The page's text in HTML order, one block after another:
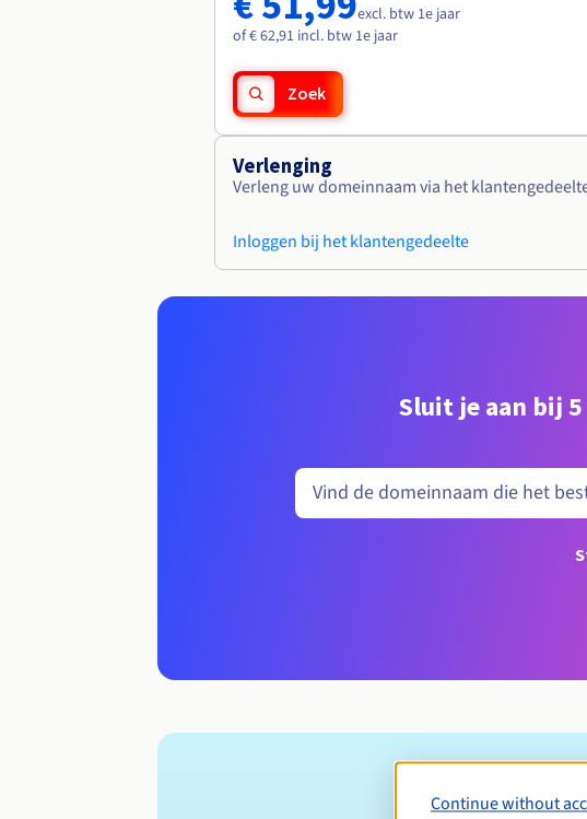
excl. btw 1e jaar
of € 62,91 incl. btw 1e jaar
Zoek
Verlenging
Verleng uw domeinnaam via het
Inloggen bij het klantengedeelte
Sluit je aan bij
Continue without